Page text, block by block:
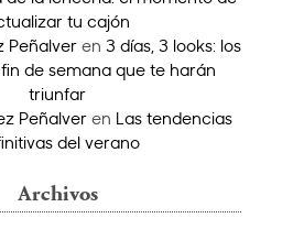
tu cajón
Peñalver en 3 días, 3 looks: los
de semana que te harán
triunfar
Peñalveren Las tendencias
del verano
Archivos